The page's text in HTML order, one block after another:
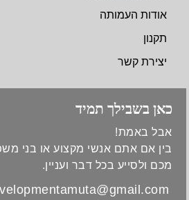
אודות העמותה
תקנון
יצירת קשר
כאן בשבילך תמיד
אבל באמת!
בין אם אתם אנשי מקצוע או בני
מכם ולסייע בכל דבר ועניין.